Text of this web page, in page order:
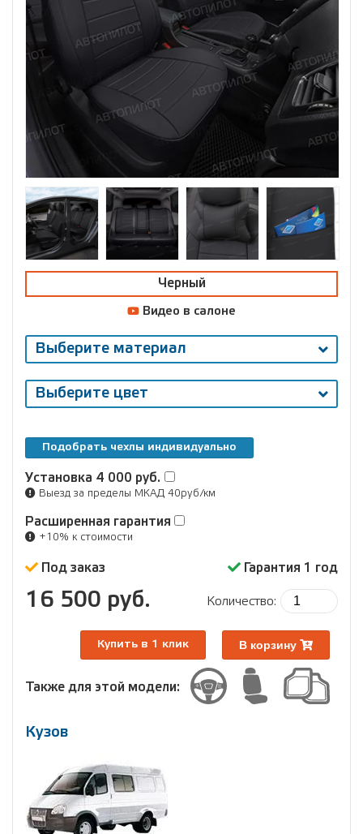
Черный
Видео в салоне
Выберите материал
Выберите цвет
Подобрать чехлы индивидуально
Установка 4 000 руб.
Выезд за пределы МКАД 40руб/км
Расширенная гарантия
+10% к стоимости
Кузов
Под заказ Гарантия 1 год
16 500 руб. Количество:
Купить в 1 клик В корзину
Также для этой модели: